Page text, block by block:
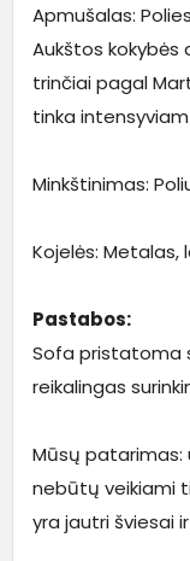
Apmušalas:
Aukštos kokybės
trinčiai pagal
tinka
Minkštinimas:
Kojelės: Metalas,
Pastabos:
Sofa pristatoma
reikalingas
Mūsų patarimas:
nebūtų veikiami
yra jautri šviesai